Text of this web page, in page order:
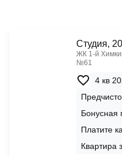
Cтудия,
ЖК 1‑й
№61
4 кв
Бонусная
Платите
Квартира